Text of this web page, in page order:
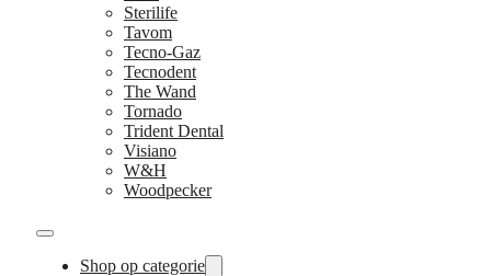
Sterilife
Tavom
Tecno-Gaz
Tecnodent
The Wand
Tornado
Trident Dental
Visiano
W&H
Woodpecker
Shop op categorie